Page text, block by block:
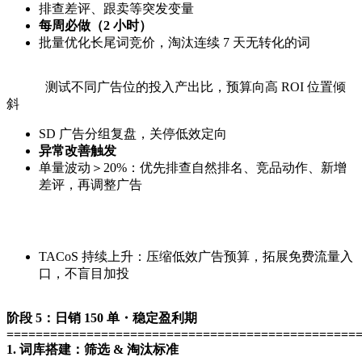
排查差评、跟卖等突发变量
每周必做（2 小时）
批量优化长尾词竞价，淘汰连续 7 天无转化的词
测试不同广告位的投入产出比，预算向高 ROI 位置倾
斜
SD 广告分组复盘，关停低效定向
异常改善触发
单量波动＞20%：优先排查自然排名、竞品动作、新增
差评，再调整广告
TACoS 持续上升：压缩低效广告预算，拓展免费流量入
口，不盲目加投
阶段 5：日销 150 单・稳定盈利期
1. 词库搭建：筛选 & 淘汰标准